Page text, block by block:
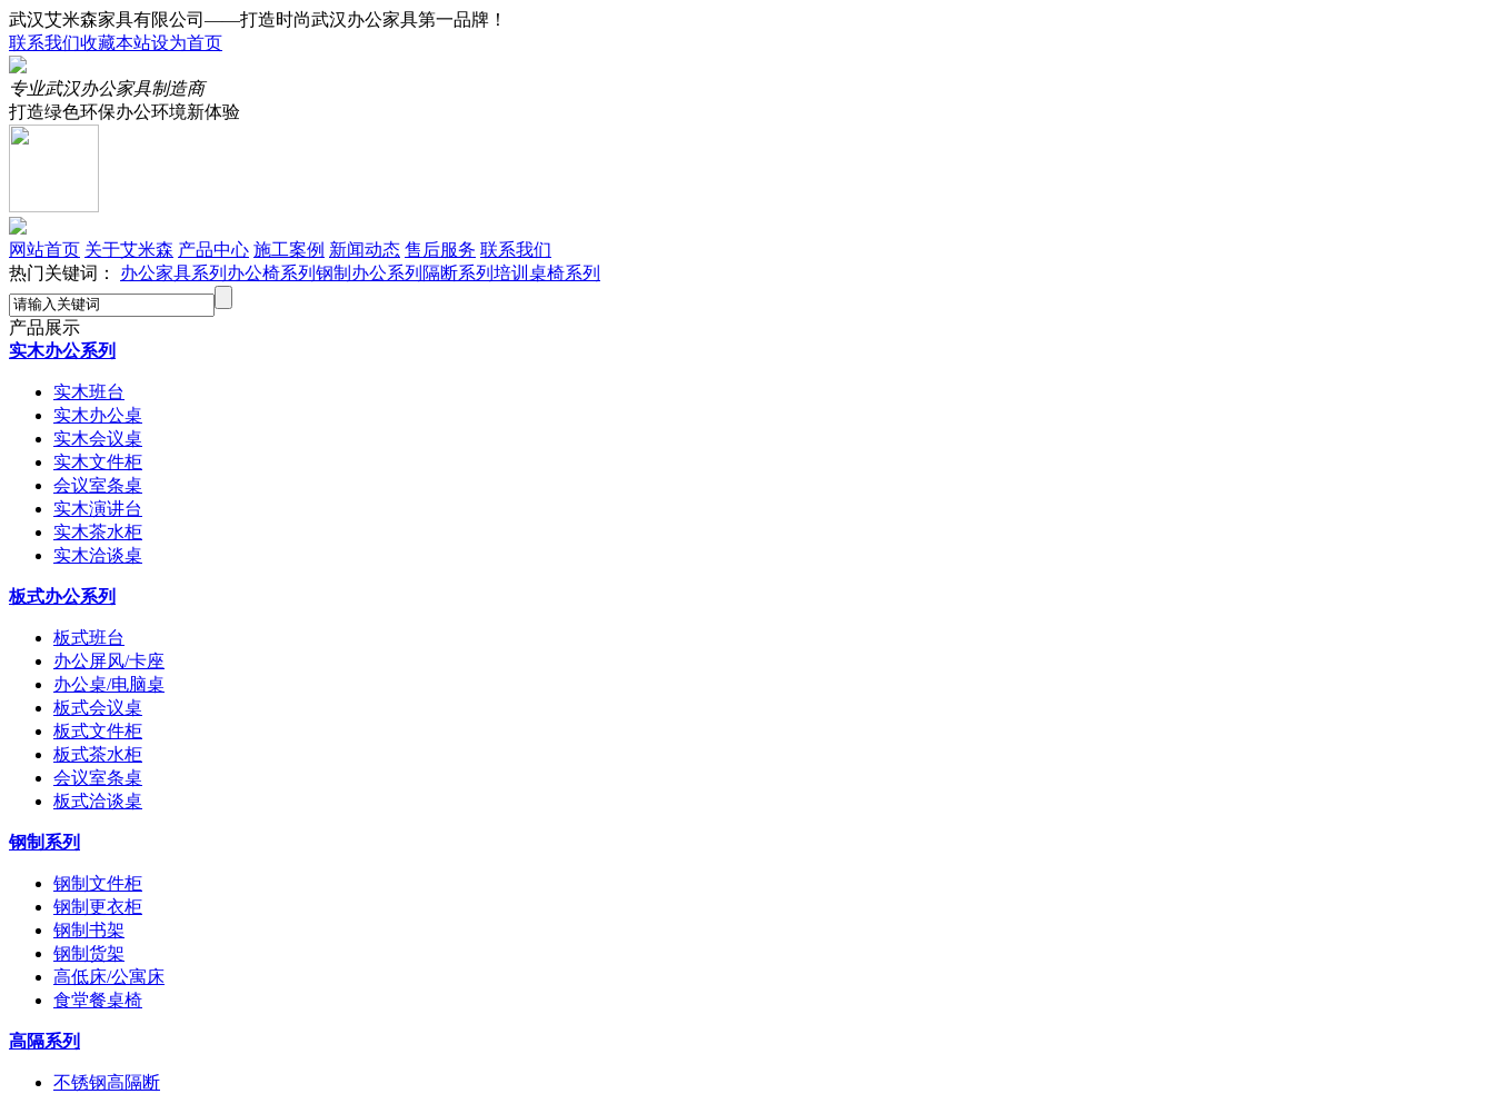
武汉艾米森家具有限公司——打造时尚武汉办公家具第一品牌！
联系我们收藏本站设为首页
专业武汉办公家具制造商
打造绿色环保办公环境新体验
网站首页 关于艾米森 产品中心 施工案例 新闻动态 售后服务 联系我们
热门关键词： 办公家具系列 办公椅系列 钢制办公系列 隔断系列 培训桌椅系列
产品展示
实木办公系列
实木班台
实木办公桌
实木会议桌
实木文件柜
会议室条桌
实木演讲台
实木茶水柜
实木洽谈桌
板式办公系列
板式班台
办公屏风/卡座
办公桌/电脑桌
板式会议桌
板式文件柜
板式茶水柜
会议室条桌
板式洽谈桌
钢制系列
钢制文件柜
钢制更衣柜
钢制书架
钢制货架
高低床/公寓床
食堂餐桌椅
高隔系列
不锈钢高隔断